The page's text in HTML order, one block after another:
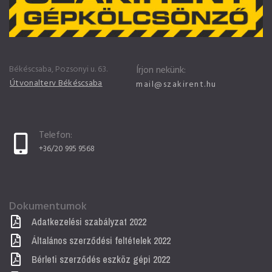
Békéscsaba, Pozsonyi u. 63.
Útvonalterv Békéscsaba
Írjon nekünk:
mail@szakirent.hu
Telefon:
+36/20 995 9568
Dokumentumok
Adatkezelési szabályzat 2022
Általános szerződési feltételek 2022
Bérleti szerződés eszköz gépi 2022